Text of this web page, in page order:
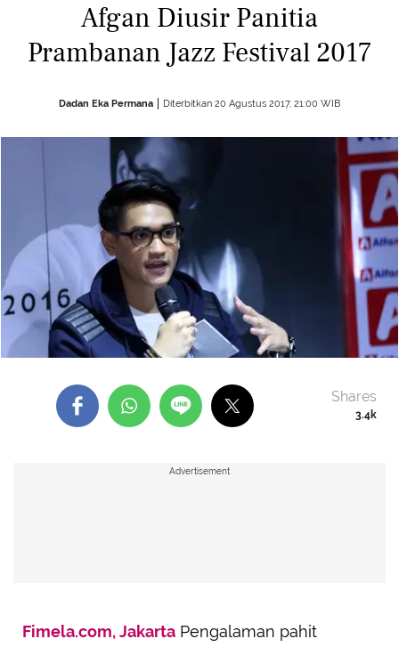
Afgan Diusir Panitia
Prambanan Jazz Festival 2017
Dadan Eka Permana Diterbitkan 20 Agustus 2017, 21:00 WIB
3.4k
Shares
Advertisement
Fimela.com, Jakarta Pengalaman pahit